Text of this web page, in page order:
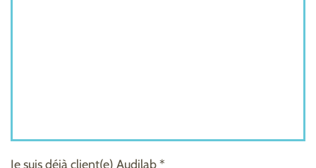
Je suis déjà client(e) Audilab *